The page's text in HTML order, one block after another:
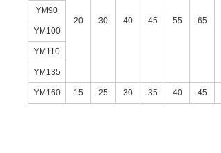
20 30 40 45 55 65
YM90
YM100
YM110
YM135
YM160 15 25 30 35 40 45